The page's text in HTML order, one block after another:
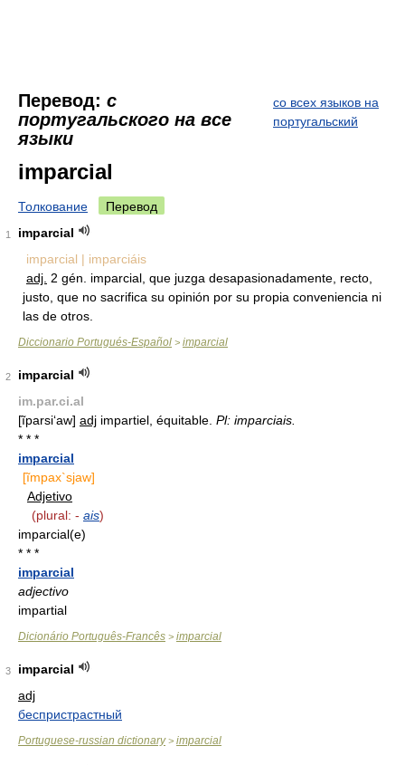
Перевод: с
португальского на все
языки
со всех языков на
португальский
imparcial
Толкование Перевод
1
imparcial
imparcial | imparciáis
adj. 2 gén. imparcial, que juzga desapasionadamente, recto,
justo, que no sacrifica su opinión por su propia conveniencia ni
las de otros.
Diccionario Portugués-Español > imparcial
2
imparcial
im.par.ci.al
[ĩparsi‘aw] adj impartiel, équitable. Pl: imparciais.
* * *
imparcial
[ĩmpax`sjaw]
Adjetivo
(plural: - ais)
imparcial(e)
* * *
imparcial
adjectivo
impartial
Dicionário Português-Francês > imparcial
3
imparcial
adj
беспристрастный
Portuguese-russian dictionary> imparcial